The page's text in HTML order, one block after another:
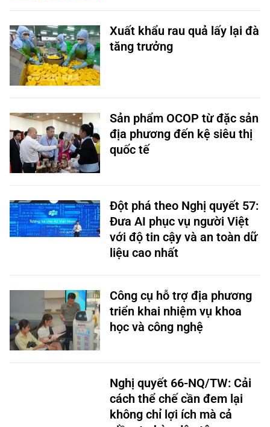
Xuất khẩu rau quả lấy lại đà
tăng trưởng
Sản phẩm OCOP từ đặc sản
địa phương đến kệ siêu thị
quốc tế
Đột phá theo Nghị quyết 57:
Đưa AI phục vụ người Việt
với độ tin cậy và an toàn dữ
liệu cao nhất
Công cụ hỗ trợ địa phương
triển khai nhiệm vụ khoa
học và công nghệ
Nghị quyết 66-NQ/TW: Cải
cách thể chế cần đem lại
không chỉ lợi ích mà cả